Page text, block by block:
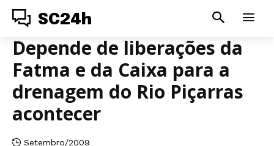
SC24h
Depende de liberações da
Fatma e da Caixa para a
drenagem do Rio Piçarras
acontecer
Setembro/2009